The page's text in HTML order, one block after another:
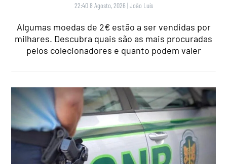
22:40 8 Agosto, 2026 |João Luís
Algumas moedas de 2€ estão a ser vendidas por
milhares. Descubra quais são as mais procuradas
pelos colecionadores e quanto podem valer